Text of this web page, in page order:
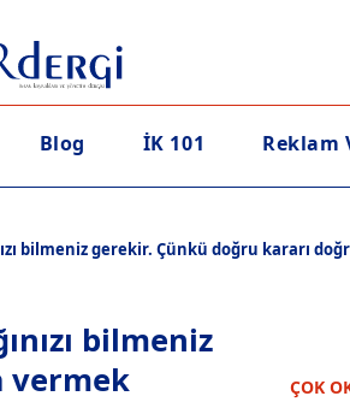
Blog İK 101 Reklam
bilmeniz gerekir. Çünkü doğru kararı
bilmeniz
vermek
ÇOK